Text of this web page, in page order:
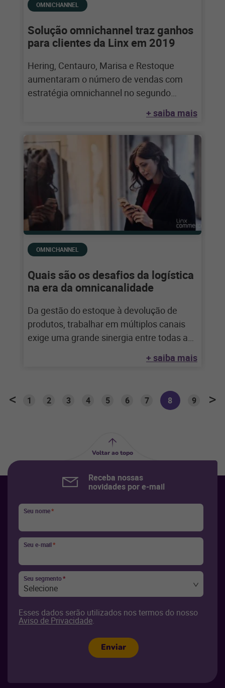
OMNICHANNEL
Solução omnichannel traz ganhos
para clientes da Linx em 2019
Hering, Centauro, Marisa e Restoque
aumentaram o número de vendas com
estratégia omnichannel no segundo
trimestre do ano Recentemente, os
+ saiba mais
OMNICHANNEL
Quais são os desafios da logística
na era da omnicanalidade
Da gestão do estoque à devolução de
produtos, trabalhar em múltiplos canais
exige uma grande sinergia entre todas as
+ saiba mais
1 2 3 4 5 6 7 8 9
Voltar ao topo
Receba nossas
novidades por e-mail
Seu nome*
Seu e-mail*
Seu segmento*
Selecione
Esses dados serão utilizados nos termos do nosso
Aviso de Privacidade.
Enviar